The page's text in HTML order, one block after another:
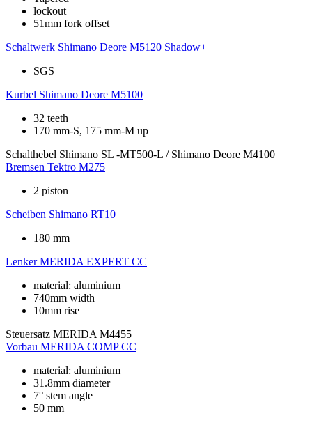
lockout
51mm fork offset
Schaltwerk Shimano Deore M5120 Shadow+
SGS
Kurbel Shimano Deore M5100
32 teeth
170 mm-S, 175 mm-M up
Schalthebel Shimano SL -MT500-L / Shimano Deore M4100
Bremsen Tektro M275
2 piston
Scheiben Shimano RT10
180 mm
Lenker MERIDA EXPERT CC
material: aluminium
740mm width
10mm rise
Steuersatz MERIDA M4455
Vorbau MERIDA COMP CC
material: aluminium
31.8mm diameter
7° stem angle
50 mm